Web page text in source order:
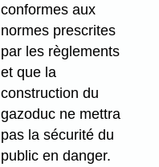
conformes aux
normes prescrites
par les règlements
et que la
construction du
gazoduc ne mettra
pas la sécurité du
public en danger.